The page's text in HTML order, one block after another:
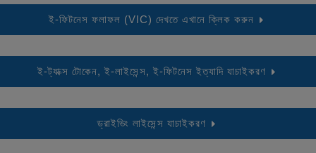
ই-ফিটনেস ফলাফল (VIC) দেখতে এখানে ক্লিক করুন
ই-ট্যাক্স টোকেন, ই-লাইসেন্স, ই-ফিটনেস ইত্যাদি যাচাইকরণ
ড্রাইভিং লাইসেন্স যাচাইকরণ